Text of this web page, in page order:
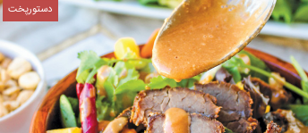
دستورپخت